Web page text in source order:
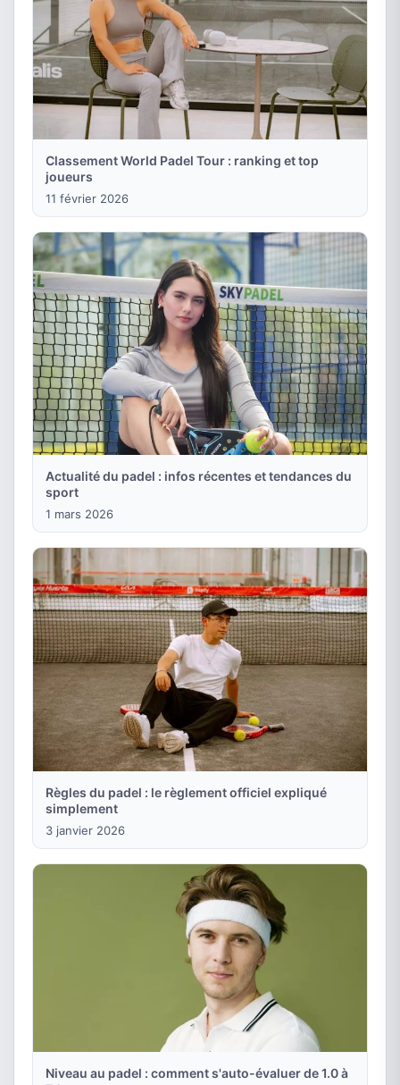
Classement World Padel Tour : ranking et top
joueurs
11 février 2026
Actualité du padel : infos récentes et tendances du
sport
1 mars 2026
Règles du padel : le règlement officiel expliqué
simplement
3 janvier 2026
Niveau au padel : comment s'auto-évaluer de 1.0 à